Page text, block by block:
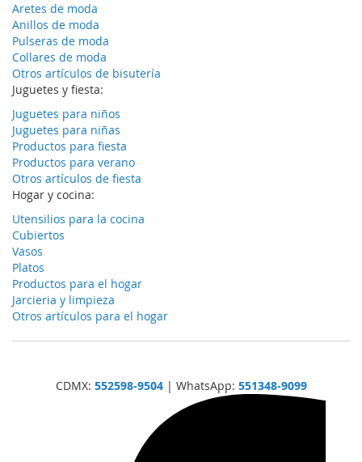
Aretes de moda
Anillos de moda
Pulseras de moda
Collares de moda
Otros artículos de bisutería
Juguetes y fiesta:
Juguetes para niños
Juguetes para niñas
Productos para fiesta
Productos para verano
Otros artículos de fiesta
Hogar y cocina:
Utensilios para la cocina
Cubiertos
Vasos
Platos
Productos para el hogar
Jarcieria y limpieza
Otros artículos para el hogar
CDMX: 552598-9504| WhatsApp: 551348-9099